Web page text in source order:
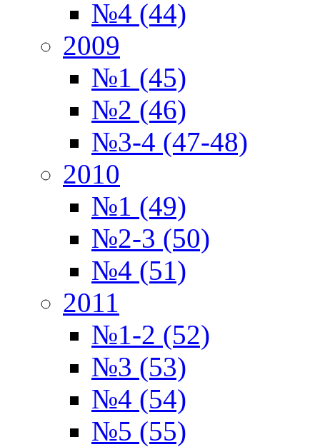
№4 (44)
2009
№1 (45)
№2 (46)
№3-4 (47-48)
2010
№1 (49)
№2-3 (50)
№4 (51)
2011
№1-2 (52)
№3 (53)
№4 (54)
№5 (55)